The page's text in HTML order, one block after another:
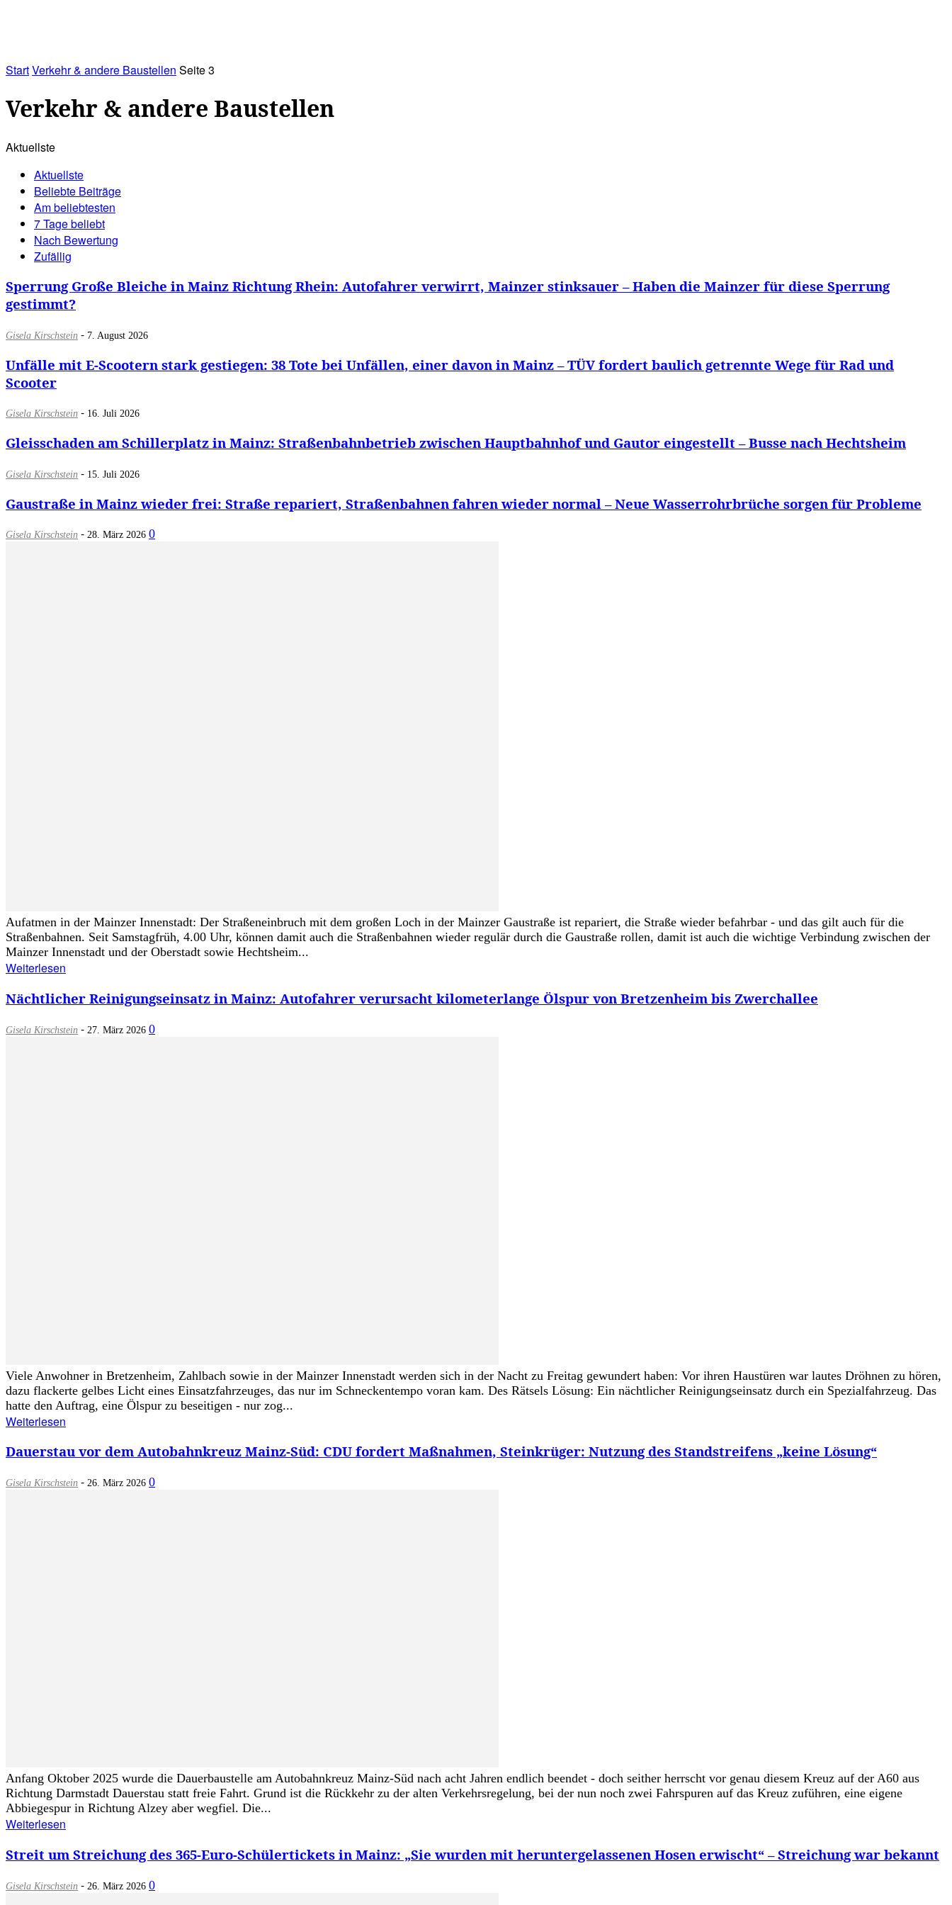
StartVerkehr & andere Baustellen Seite 3
Verkehr & andere Baustellen
Aktuellste
Aktuellste
Beliebte Beiträge
Am beliebtesten
7 Tage beliebt
Nach Bewertung
Zufällig
Sperrung Große Bleiche in Mainz Richtung Rhein: Autofahrer verwirrt, Mainzer stinksauer – Haben die Mainzer für diese Sperrung
gestimmt?
Gisela Kirschstein - 7. August 2026
Unfälle mit E-Scootern stark gestiegen: 38 Tote bei Unfällen, einer davon in Mainz – TÜV fordert baulich getrennte Wege für Rad und
Scooter
Gisela Kirschstein - 16. Juli 2026
Gleisschaden am Schillerplatz in Mainz: Straßenbahnbetrieb zwischen Hauptbahnhof und Gautor eingestellt – Busse nach Hechtsheim
Gisela Kirschstein - 15. Juli 2026
Gaustraße in Mainz wieder frei: Straße repariert, Straßenbahnen fahren wieder normal – Neue Wasserrohrbrüche sorgen für Probleme
Gisela Kirschstein - 28. März 2026 0
Aufatmen in der Mainzer Innenstadt: Der Straßeneinbruch mit dem großen Loch in der Mainzer Gaustraße ist repariert, die Straße wieder befahrbar - und das gilt auch für die
Straßenbahnen. Seit Samstagfrüh, 4.00 Uhr, können damit auch die Straßenbahnen wieder regulär durch die Gaustraße rollen, damit ist auch die wichtige Verbindung zwischen der
Mainzer Innenstadt und der Oberstadt sowie Hechtsheim...
Weiterlesen
Nächtlicher Reinigungseinsatz in Mainz: Autofahrer verursacht kilometerlange Ölspur von Bretzenheim bis Zwerchallee
Gisela Kirschstein - 27. März 2026 0
Viele Anwohner in Bretzenheim, Zahlbach sowie in der Mainzer Innenstadt werden sich in der Nacht zu Freitag gewundert haben: Vor ihren Haustüren war lautes Dröhnen zu hören,
dazu flackerte gelbes Licht eines Einsatzfahrzeuges, das nur im Schneckentempo voran kam. Des Rätsels Lösung: Ein nächtlicher Reinigungseinsatz durch ein Spezialfahrzeug. Das
hatte den Auftrag, eine Ölspur zu beseitigen - nur zog...
Weiterlesen
Dauerstau vor dem Autobahnkreuz Mainz-Süd: CDU fordert Maßnahmen, Steinkrüger: Nutzung des Standstreifens „keine Lösung“
Gisela Kirschstein - 26. März 2026 0
Anfang Oktober 2025 wurde die Dauerbaustelle am Autobahnkreuz Mainz-Süd nach acht Jahren endlich beendet - doch seither herrscht vor genau diesem Kreuz auf der A60 aus
Richtung Darmstadt Dauerstau statt freie Fahrt. Grund ist die Rückkehr zu der alten Verkehrsregelung, bei der nun noch zwei Fahrspuren auf das Kreuz zuführen, eine eigene
Abbiegespur in Richtung Alzey aber wegfiel. Die...
Weiterlesen
Streit um Streichung des 365-Euro-Schülertickets in Mainz: „Sie wurden mit heruntergelassenen Hosen erwischt“ – Streichung war bekannt
Gisela Kirschstein - 26. März 2026 0